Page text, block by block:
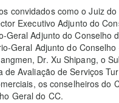
convidados como o Juiz
Executivo Adjunto do
Geral Adjunto do Conselho
Geral Adjunto do
Dr. Xu Shipang, o
Avaliação de Serviços
os conselheiros do
Geral do CC.